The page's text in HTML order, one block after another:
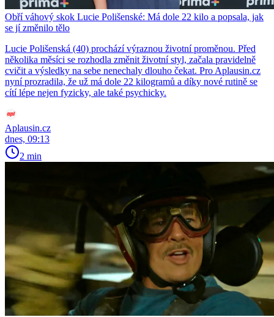
Obří váhový skok Lucie Polišenské: Má dole 22 kilo a popsala, jak
se jí změnilo tělo
Lucie Polišenská (40) prochází výraznou životní proměnou. Před
několika měsíci se rozhodla změnit životní styl, začala pravidelně
cvičit a výsledky na sebe nenechaly dlouho čekat. Pro Aplausin.cz
nyní prozradila, že už má dole 22 kilogramů a díky nové rutině se
cítí lépe nejen fyzicky, ale také psychicky.
Aplausin.cz
dnes, 09:13
2 min